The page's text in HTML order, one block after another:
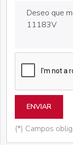
ENVIAR
(*) Campos